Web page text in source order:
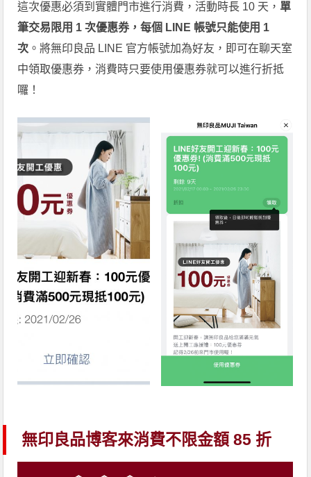
這次優惠必須到實體門市進行消費，活動時長 10 天， 單
筆交易限用 1 次優惠券，每個 LINE 帳號只能使用 1
次 。將無印良品 LINE 官方帳號加為好友，即可在聊天室
中領取優惠券，消費時只要使用優惠券就可以進行折抵
囉！
無印良品博客來消費不限金額 85 折